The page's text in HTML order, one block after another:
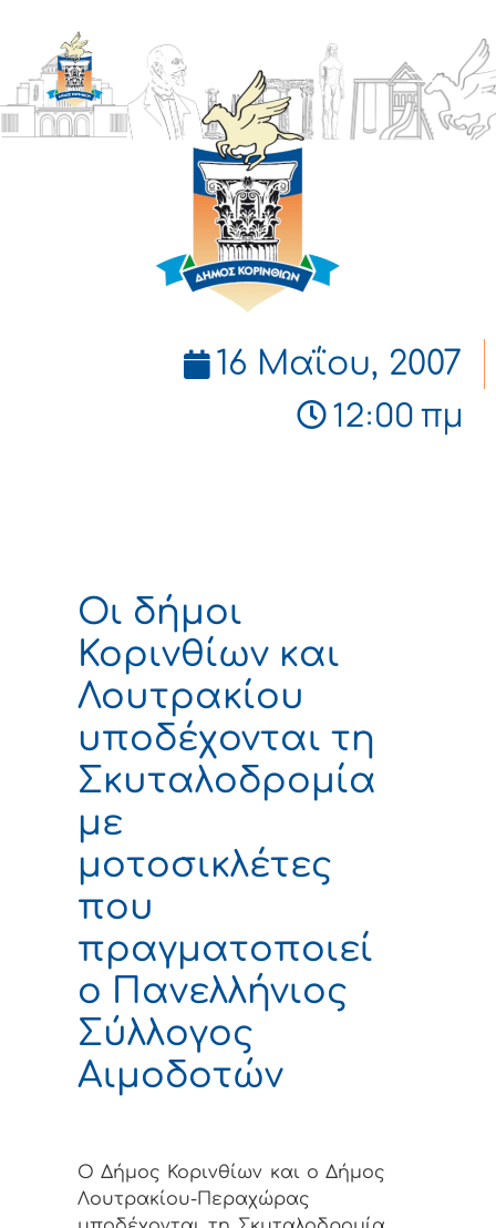
ΔΗΜΟΣ
ΚΟΡΙΝΘΙΩΝ
16 Μαΐου, 2007
12:00 πμ
Οι δήμοι
Κορινθίων και
Λουτρακίου
υποδέχονται τη
Σκυταλοδρομία
με
μοτοσικλέτες
που
πραγματοποιεί
ο Πανελλήνιος
Σύλλογος
Αιμοδοτών
Ο Δήμος Κορινθίων και ο Δήμος
Λουτρακίου-Περαχώρας